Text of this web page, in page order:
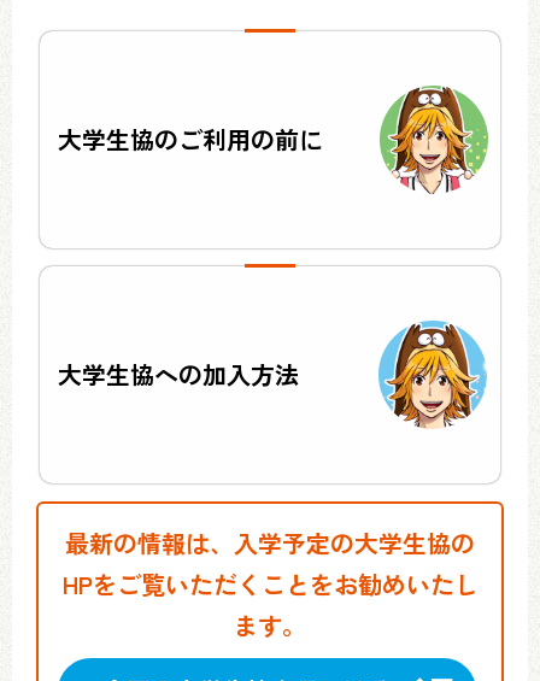
大学生協のご利用の前に
大学生協への加入方法
最新の情報は、入学予定の大学生協の
HPをご覧いただくことをお勧めいたし
ます。